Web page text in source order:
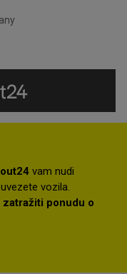
vam nudi
uvezete vozila.
zatražiti ponudu o